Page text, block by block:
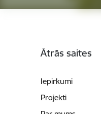
Ātrās saites
Iepirkumi
Projekti